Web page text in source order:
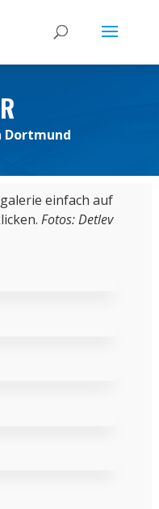
Dortmund
einfach auf
Fotos: Detlev